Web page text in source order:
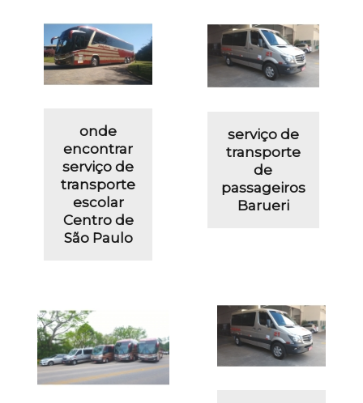
onde
encontrar
serviço de
transporte
escolar
Centro de
São Paulo
serviço de
transporte
de
passageiros
Barueri